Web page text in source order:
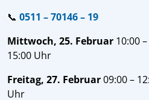
📞 0511 – 70146 – 19
Mittwoch, 25. Februar 10:00
15:00 Uhr
Freitag, 27. Februar09:00 –
Uhr